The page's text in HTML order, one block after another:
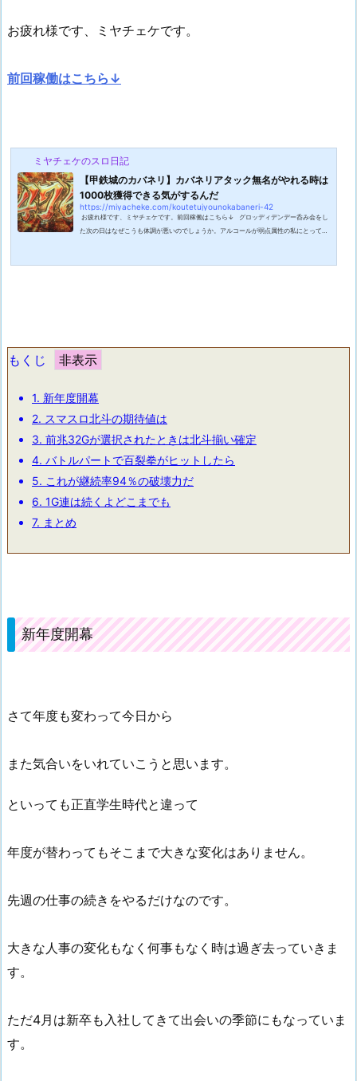
お疲れ様です、ミヤチェケです。
前回稼働はこちら↓
ミヤチェケのスロ日記
【甲鉄城のカバネリ】カバネリアタック無名がやれる時は
1000枚獲得できる気がするんだ
https://miyacheke.com/koutetujyounokabaneri-42
お疲れ様です、ミヤチェケです。前回稼働はこちら↓ グロッディデンデー呑み会をし
た次の日はなぜこうも体調が悪いのでしょうか。アルコールが弱点属性の私にとっては
もくじ
1. 新年度開幕
2. スマスロ北斗の期待値は
3. 前兆32Gが選択されたときは北斗揃い確定
4. バトルパートで百裂拳がヒットしたら
5. これが継続率94％の破壊力だ
6. 1G連は続くよどこまでも
7. まとめ
新年度開幕
さて年度も変わって今日から
また気合いをいれていこうと思います。
といっても正直学生時代と違って
年度が替わってもそこまで大きな変化はありません。
先週の仕事の続きをやるだけなのです。
大きな人事の変化もなく何事もなく時は過ぎ去っていきま
す。
ただ4月は新卒も入社してきて出会いの季節にもなっていま
す。